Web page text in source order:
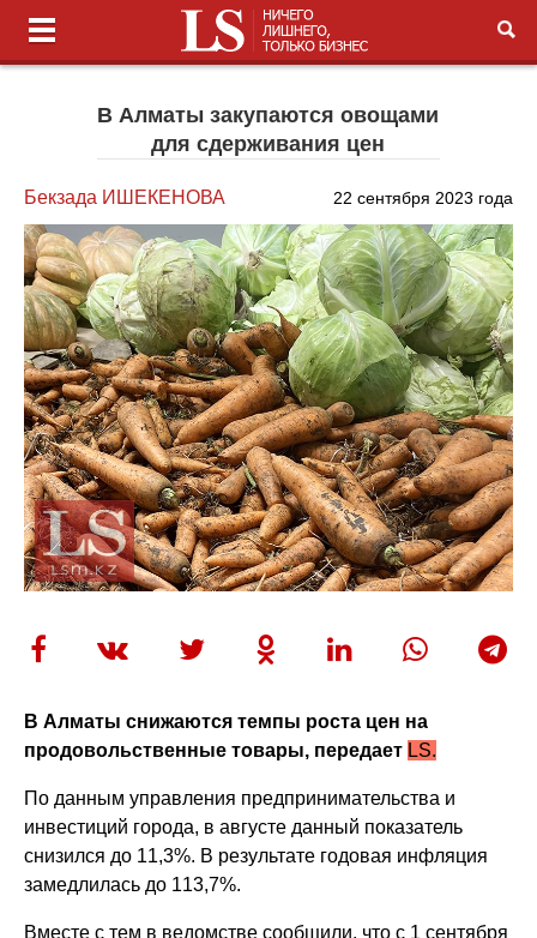
В Алматы закупаются овощами
для сдерживания цен
Бекзада ИШЕКЕНОВА 22 сентября 2023 года
В Алматы снижаются темпы роста цен на
продовольственные товары, передает LS.
По данным управления предпринимательства и
инвестиций города, в августе данный показатель
снизился до 11,3%. В результате годовая инфляция
замедлилась до 113,7%.
Вместе с тем в ведомстве сообщили, что с 1 сентября